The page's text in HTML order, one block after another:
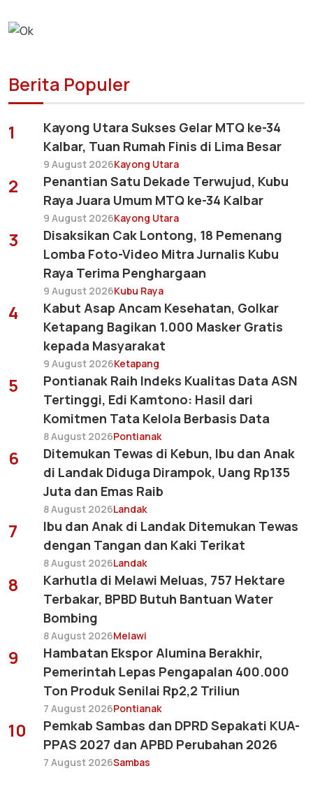
Berita Populer
1
Kayong Utara Sukses Gelar MTQ ke-34
Kalbar, Tuan Rumah Finis di Lima Besar
9 August 2026Kayong Utara
2
Penantian Satu Dekade Terwujud, Kubu
Raya Juara Umum MTQ ke-34 Kalbar
9 August 2026Kayong Utara
3
Disaksikan Cak Lontong, 18 Pemenang
Lomba Foto-Video Mitra Jurnalis Kubu
Raya Terima Penghargaan
9 August 2026Kubu Raya
4
Kabut Asap Ancam Kesehatan, Golkar
Ketapang Bagikan 1.000 Masker Gratis
kepada Masyarakat
9 August 2026Ketapang
5
Pontianak Raih Indeks Kualitas Data ASN
Tertinggi, Edi Kamtono: Hasil dari
Komitmen Tata Kelola Berbasis Data
8 August 2026Pontianak
6
Ditemukan Tewas di Kebun, Ibu dan Anak
di Landak Diduga Dirampok, Uang Rp135
Juta dan Emas Raib
8 August 2026Landak
7
Ibu dan Anak di Landak Ditemukan Tewas
dengan Tangan dan Kaki Terikat
8 August 2026Landak
8
Karhutla di Melawi Meluas, 757 Hektare
Terbakar, BPBD Butuh Bantuan Water
Bombing
8 August 2026Melawi
9
Hambatan Ekspor Alumina Berakhir,
Pemerintah Lepas Pengapalan 400.000
Ton Produk Senilai Rp2,2 Triliun
7 August 2026Pontianak
10
Pemkab Sambas dan DPRD Sepakati KUA-
PPAS 2027 dan APBD Perubahan 2026
7 August 2026Sambas